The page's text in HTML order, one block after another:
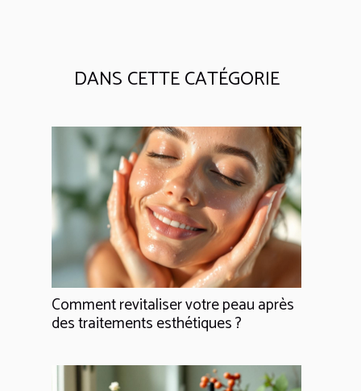
DANS CETTE CATÉGORIE
Comment revitaliser votre peau après
des traitements esthétiques ?